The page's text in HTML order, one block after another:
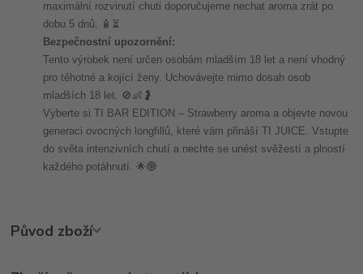
maximální rozvinutí chuti doporučujeme nechat aroma zrát po
dobu 5 dnů. 🧴⏳
Bezpečnostní upozornění:
Tento výrobek není určen osobám mladším 18 let a není vhodný
pro těhotné a kojící ženy. Uchovávejte mimo dosah osob
mladších 18 let. 🚫👶🤰
Vyberte si TI BAR EDITION – Strawberry aroma a objevte novou
generaci ovocných longfillů, které vám přináší TI JUICE. Vstupte
do světa intenzivních chutí a nechte se unést svěžestí a plností
každého potáhnutí. 🌟🌐
Původ zboží